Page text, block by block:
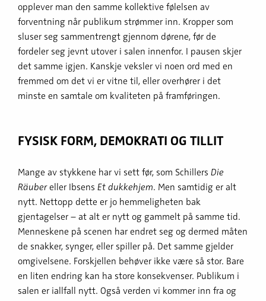
opplever man den samme kollektive følelsen av
forventning når publikum strømmer inn. Kropper som
sluser seg sammentrengt gjennom dørene, før de
fordeler seg jevnt utover i salen innenfor. I pausen skjer
det samme igjen. Kanskje veksler vi noen ord med en
fremmed om det vi er vitne til, eller overhører i det
minste en samtale om kvaliteten på framføringen.
FYSISK FORM, DEMOKRATI OG TILLIT
Mange av stykkene har vi sett før, som Schillers Die
Räubereller Ibsens Et dukkehjem. Men samtidig er alt
nytt. Nettopp dette er jo hemmeligheten bak
gjentagelser – at alt er nytt og gammelt på samme tid.
Menneskene på scenen har endret seg og dermed måten
de snakker, synger, eller spiller på. Det samme gjelder
omgivelsene. Forskjellen behøver ikke være så stor. Bare
en liten endring kan ha store konsekvenser. Publikum i
salen er iallfall nytt. Også verden vi kommer inn fra og